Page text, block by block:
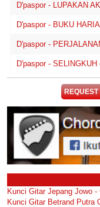
D'paspor - LUPAKAN
D'paspor - BUKU
D'paspor -
D'paspor -
Kunci Gitar Jepang Jowo
Kunci Gitar Betrand Putra